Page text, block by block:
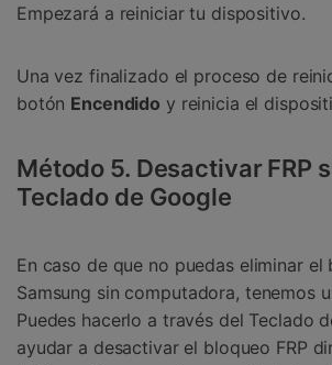
Empezará a reiniciar tu dispositivo.
Una vez finalizado el proceso de
botón Encendido y reinicia el
Método 5. Desactivar FRP
Teclado de Google
En caso de que no puedas eliminar el
Samsung sin computadora, tenemos
Puedes hacerlo a través del Teclado
ayudar a desactivar el bloqueo FRP